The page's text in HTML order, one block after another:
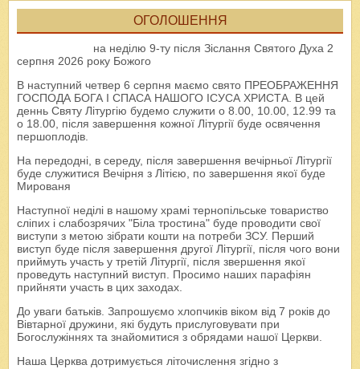
ОГОЛОШЕННЯ
на неділю 9-ту після Зіслання Святого Духа 2
серпня 2026 року Божого
В наступний четвер 6 серпня маємо свято ПРЕОБРАЖЕННЯ
ГОСПОДА БОГА І СПАСА НАШОГО ІСУСА ХРИСТА. В цей
деннь Святу Літургію будемо служити о 8.00, 10.00, 12.99 та
о 18.00, після завершення кожної Літургії буде освячення
першоплодів.
На передодні, в середу, після завершення вечірньої Літургії
буде служитися Вечірня з Літією, по завершення якої буде
Мированя
Наступної неділі в нашому храмі тернопільське товариство
сліпих і слабозрячих "Біла тростина" буде проводити свої
виступи з метою зібрати кошти на потреби ЗСУ. Перший
виступ буде після завершення другої Літургії, після чого вони
приймуть участь у третій Літургії, після звершення якої
проведуть наступний виступ. Просимо наших парафіян
прийняти участь в цих заходах.
До уваги батьків. Запрошуємо хлопчиків віком від 7 років до
Вівтарної дружини, які будуть прислуговувати при
Богослужіннях та знайомитися з обрядами нашої Церкви.
Наша Церква дотримується літочислення згідно з